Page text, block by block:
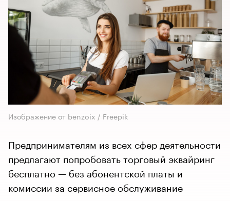
Изображение от benzoix / Freepik
Предпринимателям из всех сфер деятельности
предлагают попробовать торговый эквайринг
бесплатно — без абонентской платы и
комиссии за сервисное обслуживание